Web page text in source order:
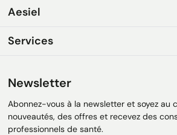
Aesiel
Services
Newsletter
Abonnez-vous à la newsletter et soyez au
nouveautés, des offres et recevez des
professionnels de santé.